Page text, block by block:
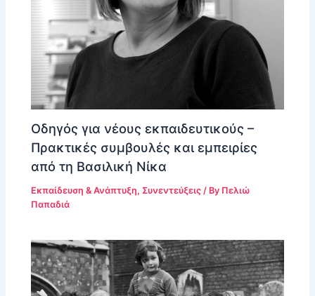
Οδηγός για νέους εκπαιδευτικούς –
Πρακτικές συμβουλές και εμπειρίες
από τη Βασιλική Νίκα
Εκπαίδευση & Ανάπτυξη, Συνεντεύξεις / By Πελιώ
Παπαδιά